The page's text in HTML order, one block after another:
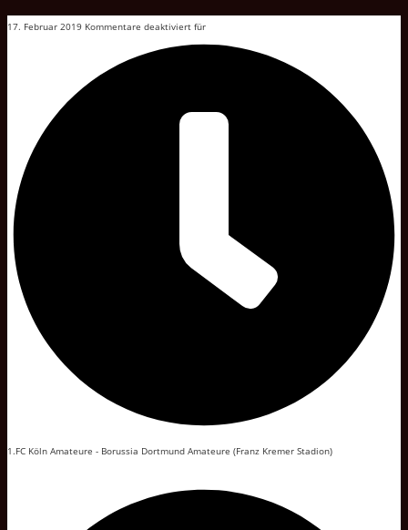
17. Februar 2019 Kommentare deaktiviert für
1.FC Köln Amateure - Borussia Dortmund Amateure (Franz Kremer Stadion)